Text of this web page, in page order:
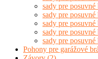
sady pre
sady pre
sady pre
sady pre
sady pre
Pohony pre garážové